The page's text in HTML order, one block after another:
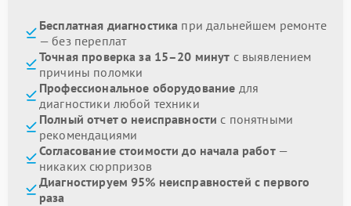
Бесплатная диагностика при дальнейшем ремонте
— без переплат
Точная проверка за 15–20 минут с выявлением
причины поломки
Профессиональное оборудование для
диагностики любой техники
Полный отчет о неисправности с понятными
рекомендациями
Согласование стоимости до начала работ—
никаких сюрпризов
Диагностируем 95% неисправностей с первого
раза